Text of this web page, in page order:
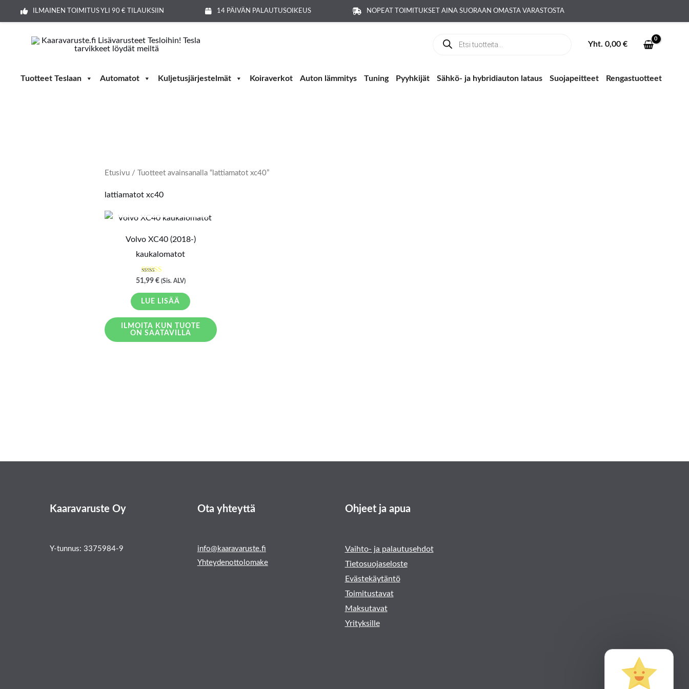
ILMAINEN TOIMITUS YLI 90 € TILAUKSIIN 14 PÄIVÄN PALAUTUSOIKEUS NOPEAT TOIMITUKSET AINA SUORAAN OMASTA VARASTOSTA
sisältöön
search
Yht. 0,00 €
Tuotteet Teslaan Automatot Kuljetusjärjestelmät Koiraverkot Auton lämmitys Tuning Pyyhkijät Sähkö- ja hybridiauton lataus Suojapeitteet Rengastuotteet
Etusivu/ Tuotteet avainsanalla “lattiamatot xc40”
lattiamatot xc40
Volvo XC40 (2018-)
kaukalomatot
Arvostelu
tuotteesta:
5.00
/ 5
51,99 € (Sis. ALV)
LUE LISÄÄ
ILMOITA KUN TUOTE
ON SAATAVILLA
Kaaravaruste Oy
Y-tunnus: 3375984-9
Ota yhteyttä
info@kaaravaruste.fi
Yhteydenottolomake
Ohjeet ja apua
Vaihto- ja palautusehdot
Tietosuojaseloste
Evästekäytäntö
Toimitustavat
Maksutavat
Yrityksille